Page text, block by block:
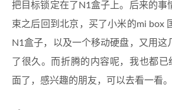
把目标锁定在了N1盒子上。后来的事
束之后回到北京，买了小米的mi box
N1盒子，以及一个移动硬盘，又用这
了很久。而折腾的内容呢，我也都
面了，感兴趣的朋友，可以去看一看。